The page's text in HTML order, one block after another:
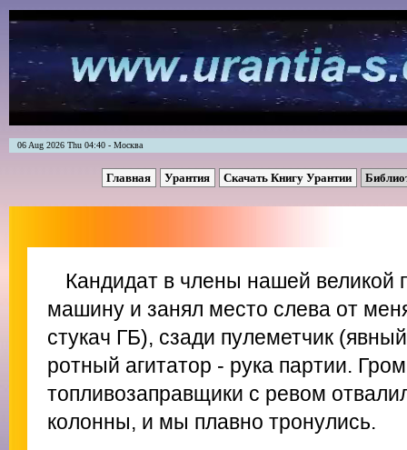
06 Aug 2026 Thu 04:40 - Москва
Главная Урантия Скачать Книгу Урантии
Кандидат в члены нашей великой
машину и занял место слева от
стукач ГБ), сзади пулеметчик
ротный агитатор - рука партии.
топливозаправщики с ревом
колонны, и мы плавно тронулись.